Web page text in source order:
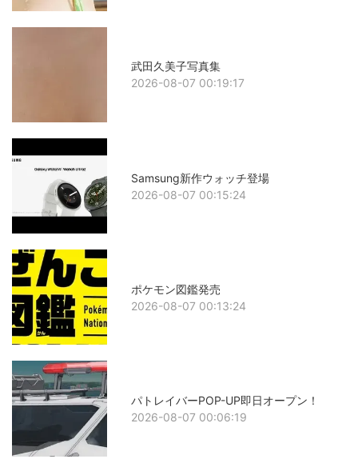
武田久美子写真集
2026-08-07 00:19:17
Samsung新作ウォッチ登場
2026-08-07 00:15:24
ポケモン図鑑発売
2026-08-07 00:13:24
パトレイバーPOP-UP即日オープン！
2026-08-07 00:06:19